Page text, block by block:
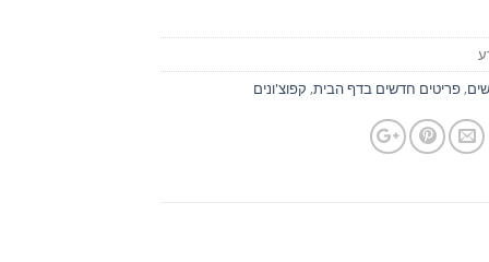
,פריטים חדשים בדף הבית, קפוצ'ונים